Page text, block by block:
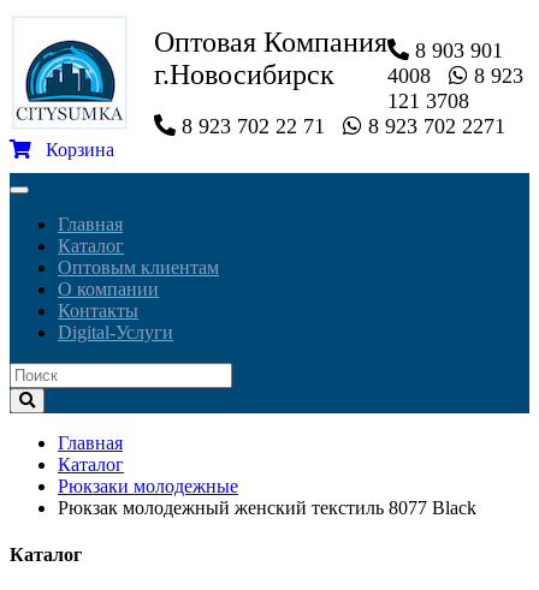
Оптовая Компания
г.Новосибирск
8 903 901
4008
8 923
121 3708
8 923 702 22 71
8 923 702 2271
Корзина
Toggle
navigationГлавная
Каталог
Оптовым клиентам
О компании
Контакты
Digital-Услуги
Главная
Каталог
Рюкзаки молодежные
Рюкзак молодежный женский текстиль 8077 Black
Каталог